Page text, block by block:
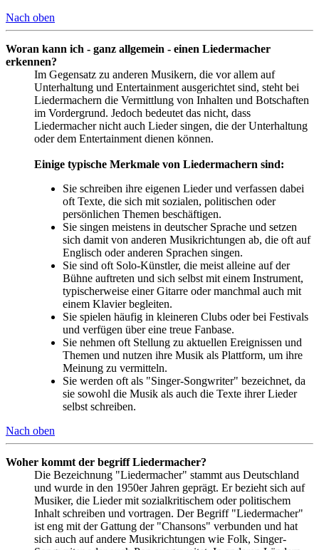
Nach oben
Woran kann ich - ganz allgemein - einen Liedermacher
erkennen?
Im Gegensatz zu anderen Musikern, die vor allem auf
Unterhaltung und Entertainment ausgerichtet sind, steht bei
Liedermachern die Vermittlung von Inhalten und Botschaften
im Vordergrund. Jedoch bedeutet das nicht, dass
Liedermacher nicht auch Lieder singen, die der Unterhaltung
oder dem Entertainment dienen können.
Einige typische Merkmale von Liedermachern sind:
Sie schreiben ihre eigenen Lieder und verfassen dabei
oft Texte, die sich mit sozialen, politischen oder
persönlichen Themen beschäftigen.
Sie singen meistens in deutscher Sprache und setzen
sich damit von anderen Musikrichtungen ab, die oft auf
Englisch oder anderen Sprachen singen.
Sie sind oft Solo-Künstler, die meist alleine auf der
Bühne auftreten und sich selbst mit einem Instrument,
typischerweise einer Gitarre oder manchmal auch mit
einem Klavier begleiten.
Sie spielen häufig in kleineren Clubs oder bei Festivals
und verfügen über eine treue Fanbase.
Sie nehmen oft Stellung zu aktuellen Ereignissen und
Themen und nutzen ihre Musik als Plattform, um ihre
Meinung zu vermitteln.
Sie werden oft als "Singer-Songwriter" bezeichnet, da
sie sowohl die Musik als auch die Texte ihrer Lieder
selbst schreiben.
Nach oben
Woher kommt der begriff Liedermacher?
Die Bezeichnung "Liedermacher" stammt aus Deutschland
und wurde in den 1950er Jahren geprägt. Er bezieht sich auf
Musiker, die Lieder mit sozialkritischem oder politischem
Inhalt schreiben und vortragen. Der Begriff "Liedermacher"
ist eng mit der Gattung der "Chansons" verbunden und hat
sich auch auf andere Musikrichtungen wie Folk, Singer-